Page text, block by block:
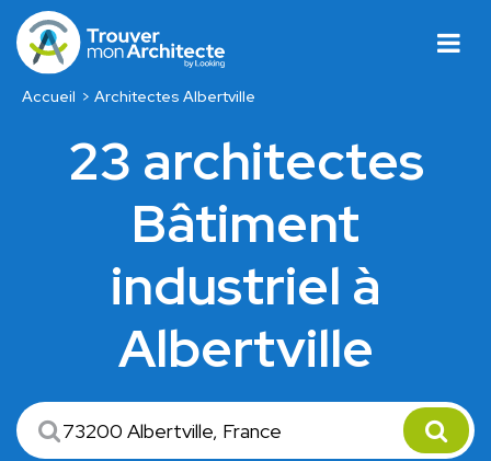
Accueil Architectes Albertville
23 architectes
Bâtiment
industriel à
Albertville